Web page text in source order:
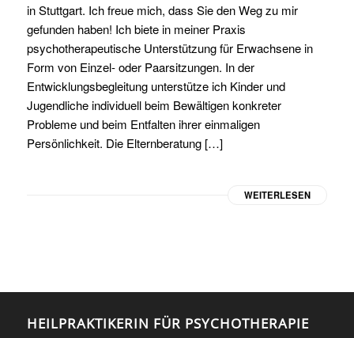
in Stuttgart. Ich freue mich, dass Sie den Weg zu mir
gefunden haben! Ich biete in meiner Praxis
psychotherapeutische Unterstützung für Erwachsene in
Form von Einzel- oder Paarsitzungen. In der
Entwicklungsbegleitung unterstütze ich Kinder und
Jugendliche individuell beim Bewältigen konkreter
Probleme und beim Entfalten ihrer einmaligen
Persönlichkeit. Die Elternberatung […]
WEITERLESEN
HEILPRAKTIKERIN FÜR PSYCHOTHERAPIE